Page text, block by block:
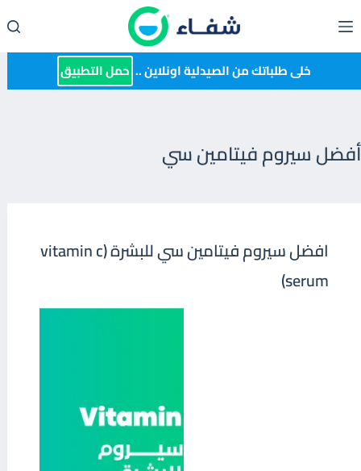
إلى
المحتوى خلى طلباتك من الصيدلية اونلاين .. حمل التطبيق
أفضل سيروم فيتامين سي
افضل سيروم فيتامين سي للبشرة (vitamin c
serum)